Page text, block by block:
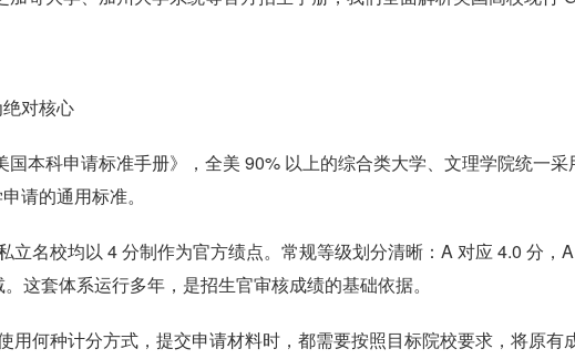
对核心
本科申请标准手册》，全美 90% 以上的综合类大学、文理学院统一采
请的通用标准。
立名校均以 4 分制作为官方绩点。常规等级划分清晰：A 对应 4.0 分，
这套体系运行多年，是招生官审核成绩的基础依据。
用何种计分方式，提交申请材料时，都需要按照目标院校要求，将原有